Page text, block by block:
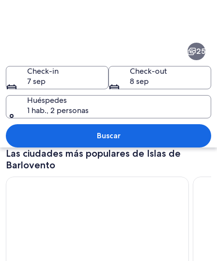
Barlovento
Una isla tropical con una montaña
25
Check-in
7 sep
Check-out
8 sep
Huéspedes
1 hab., 2 personas
Buscar
Las ciudades más populares de Islas de
Barlovento